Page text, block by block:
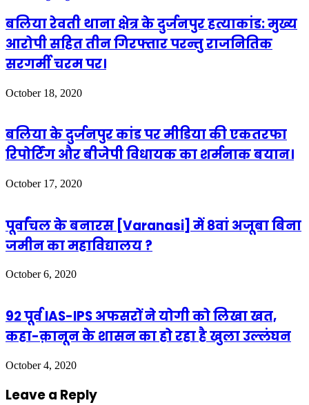
बलिया रेवती थाना क्षेत्र के दुर्जनपुर हत्याकांड: मुख्‍य
आरोपी सहित तीन गिरफ्तार परन्तु राजनितिक
सरगर्मी चरम पर।
October 18, 2020
बलिया के दुर्जनपुर कांड पर मीडिया की एकतरफा
रिपोर्टिंग और बीजेपी विधायक का शर्मनाक बयान।
October 17, 2020
पूर्वांचल के बनारस [Varanasi] में 8वां अजूबा बिना
जमीन का महाविद्यालय ?
October 6, 2020
92 पूर्व IAS-IPS अफसरों ने योगी को लिखा खत,
कहा-क़ानून के शासन का हो रहा है खुला उल्लंघन
October 4, 2020
Leave a Reply